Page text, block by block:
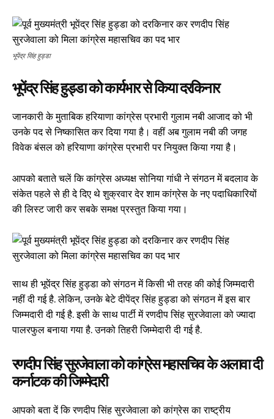
भूपेंद्र सिंह हुड्डा
भूपेंद्र सिंह हुड्डा को कार्यभार से किया दरकिनार
जानकारी के मुताबिक हरियाणा कांग्रेस प्रभारी गुलाम नबी आजाद को भी
उनके पद से निष्कासित कर दिया गया है। वहीं अब गुलाम नबी की जगह
विवेक बंसल को हरियाणा कांग्रेस प्रभारी पर नियुक्त किया गया है।
आपको बताते चलें कि कांग्रेस अध्यक्ष सोनिया गांधी ने संगठन में बदलाव के
संकेत पहले से ही दे दिए थे शुक्रवार देर शाम कांग्रेस के नए पदाधिकारियों
की लिस्ट जारी कर सबके समक्ष प्रस्तुत किया गया।
साथ ही भूपेंद्र सिंह हुड्डा को संगठन में किसी भी तरह की कोई जिम्मदारी
नहीं दी गई है. लेकिन, उनके बेटे दीपेंद्र सिंह हुड्डा को संगठन में इस बार
जिम्मदारी दी गई है. इसी के साथ पार्टी में रणदीप सिंह सुरजेवाला को ज्यादा
पालरफुल बनाया गया है. उनको तिहरी जिम्मेदारी दी गई है.
रणदीप सिंह सुरजेवाला को कांग्रेस महासचिव के अलावा दी
कर्नाटक की जिम्मेदारी
आपको बता दें कि रणदीप सिंह सुरजेवाला को कांग्रेस का राष्‍ट्रीय